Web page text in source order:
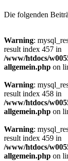
Die folgenden
Warning:
result index 457 in
/www/htdocs/
allgemein.php on
Warning:
result index 458 in
/www/htdocs/
allgemein.php on
Warning:
result index 459 in
/www/htdocs/
allgemein.php on